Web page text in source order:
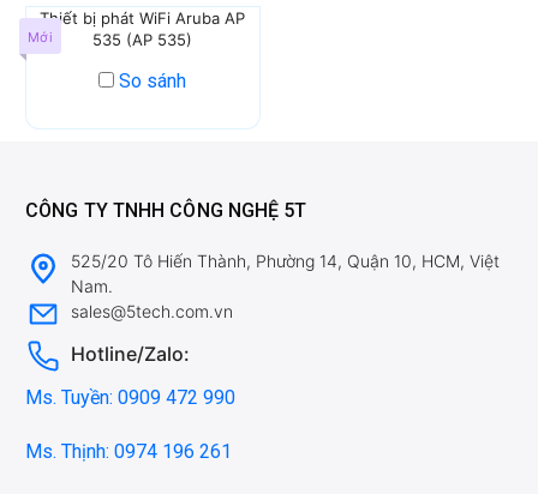
Mới
Thiết bị phát WiFi Aruba AP
535 (AP 535)
So sánh
CÔNG TY TNHH CÔNG NGHỆ 5T
525/20 Tô Hiến Thành, Phường 14, Quận 10, HCM, Việt
Nam.
sales@5tech.com.vn
Hotline/Zalo:
Ms. Tuyền: 0909 472 990
Ms. Thịnh: 0974 196 261